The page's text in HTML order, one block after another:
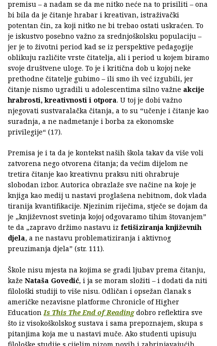
premisu – a nadam se da me nitko neće na to prisiliti – ona
bi bila da je čitanje hrabar i kreativan, istraživački
potentan čin, za koji nitko ne bi trebao ostati uskraćen. To
je iskustvo posebno važno za srednjoškolsku populaciju –
jer je to životni period kad se iz perspektive pedagogije
oblikuju različite vrste čitatelja, ali i period u kojem biramo
svoje društvene uloge. To je i kritična dob u kojoj neke
prethodne čitatelje gubimo – ili smo ih već izgubili, jer
čitanje nismo ugradili u adolescentima silno važne akcije
hrabrosti, kreativnosti i otpora. U toj je dobi važno
njegovati sustvaralačka čitanja, a to su “učenje i čitanje kao
suradnja, a ne nadmetanje i borba za ekonomske
privilegije“ (17).
Premisa je i ta da je kontekst naših škola takav da više voli
zatvorena nego otvorena čitanja; da većim dijelom ne
tretira čitanje kao kreativnu praksu niti ohrabruje
slobodan izbor. Autorica obrazlaže sve načine na koje je
knjiga kao medij u nastavi proglašena nebitnom, dok vlada
tiranija kvantifikacije. Njezinim riječima, stječe se dojam da
je „književnost svetinja kojoj odgovaramo tihim štovanjem”
te da „zapravo držimo nastavu iz fetišiziranja književnih
djela, a ne nastavu problematiziranja i aktivnog
preuzimanja djela” (str. 111).
Škole nisu mjesta na kojima se gradi ljubav prema čitanju,
kaže Nataša Govedić, i ja se moram složiti – i dodati da niti
filološki studiji to više nisu. Odličan i opsežan članak s
američke nezavisne platforme Chronicle of Higher
EducationIs This The End of Readingdobro reflektira sve
što iz visokoškolskog sustava i sama prepoznajem, skupa s
pitanjima koja me u nastavi muče. Ako studenti upisuju